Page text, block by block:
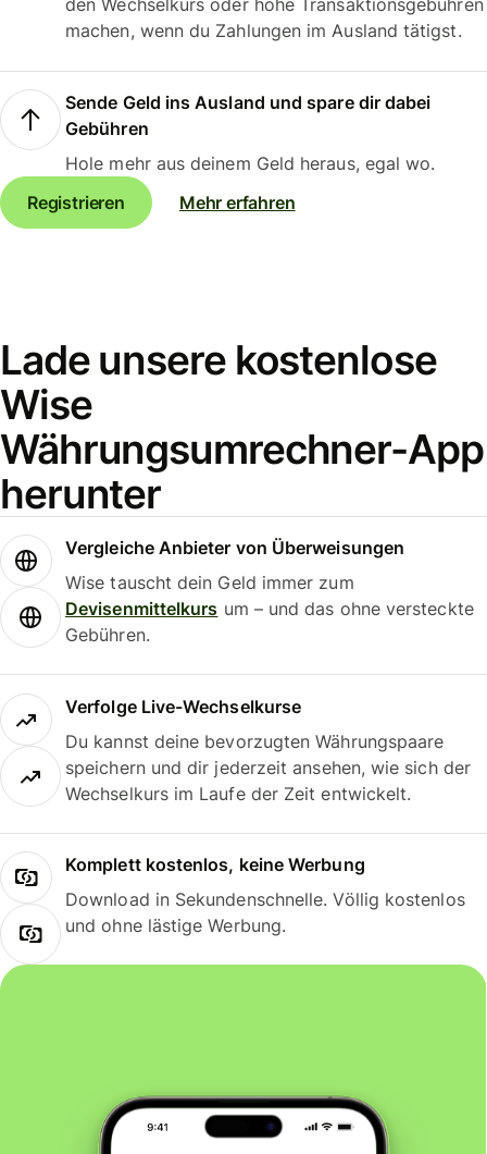
den Wechselkurs oder hohe Transaktionsgebühren
machen, wenn du Zahlungen im Ausland tätigst.
Sende Geld ins Ausland und spare dir dabei
Gebühren
Hole mehr aus deinem Geld heraus, egal wo.
Registrieren
Mehr erfahren
Lade unsere kostenlose
Wise
Währungsumrechner-App
herunter
Vergleiche Anbieter von Überweisungen
Wise tauscht dein Geld immer zum
Devisenmittelkurs um – und das ohne versteckte
Gebühren.
Verfolge Live-Wechselkurse
Du kannst deine bevorzugten Währungspaare
speichern und dir jederzeit ansehen, wie sich der
Wechselkurs im Laufe der Zeit entwickelt.
Komplett kostenlos, keine Werbung
Download in Sekundenschnelle. Völlig kostenlos
und ohne lästige Werbung.